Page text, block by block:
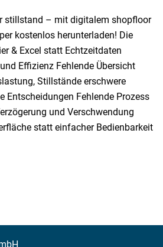
stillstand – mit digitalem shopfloor
kostenlos herunterladen! Die
& Excel statt Echtzeitdaten
Effizienz Fehlende Übersicht
Stillstände erschwere
Entscheidungen Fehlende Prozess
und Verschwendung
statt einfacher Bedienbarkeit